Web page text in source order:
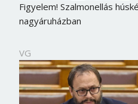
Figyelem! Szalmonellás
nagyáruházban
VG